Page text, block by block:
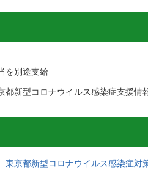
を別途支給
新型コロナウイルス感染症支援情
京都新型コロナウイルス感染症対